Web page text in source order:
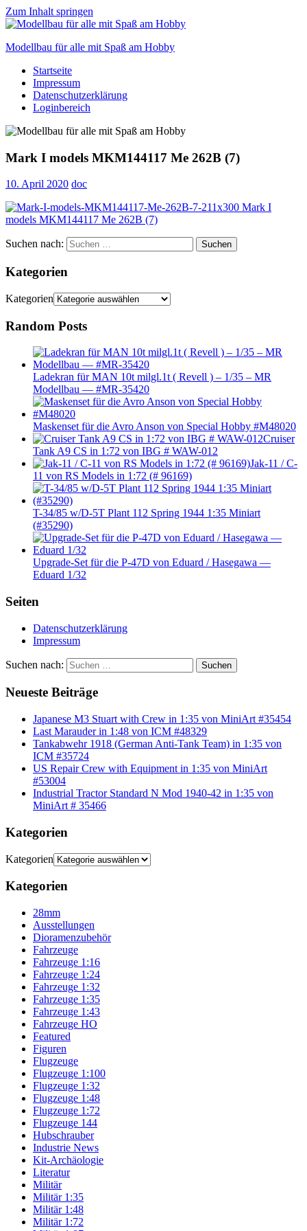
Zum Inhalt springen
Modellbau für alle mit Spaß am Hobby
Scale
modelling
to
Startseite
Impressum
Datenschutzerklärung
Loginbereich
Mark I models MKM144117 Me 262B (7)
10. April 2020 doc
Suchen nach: Suchen
Kategorien
Kategorien
Random Posts
Ladekran für MAN 10t milgl.1t ( Revell ) – 1/35 – MR
Modellbau — #MR-35420
Maskenset für die Avro Anson von Special Hobby #M48020
Cruiser
Tank A9 CS in 1:72 von IBG # WAW-012
Jak-11 / C-
11 von RS Models in 1:72 (# 96169)
T-34/85 w/D-5T Plant 112 Spring 1944 1:35 Miniart
(#35290)
Upgrade-Set für die P-47D von Eduard / Hasegawa —
Eduard 1/32
Seiten
Datenschutzerklärung
Impressum
Suchen nach: Suchen
Neueste Beiträge
Japanese M3 Stuart with Crew in 1:35 von MiniArt #35454
Last Marauder in 1:48 von ICM #48329
Tankabwehr 1918 (German Anti-Tank Team) in 1:35 von
ICM #35724
US Repair Crew with Equipment in 1:35 von MiniArt
#53004
Industrial Tractor Standard N Mod 1940-42 in 1:35 von
MiniArt # 35466
Kategorien
Kategorien
Kategorien
28mm
Ausstellungen
Dioramenzubehör
Fahrzeuge
Fahrzeuge 1:16
Fahrzeuge 1:24
Fahrzeuge 1:32
Fahrzeuge 1:35
Fahrzeuge 1:43
Fahrzeuge HO
Featured
Figuren
Flugzeuge
Flugzeuge 1:100
Flugzeuge 1:32
Flugzeuge 1:48
Flugzeuge 1:72
Flugzeuge 144
Hubschrauber
Industrie News
Kit-Archäologie
Literatur
Militär
Militär 1:35
Militär 1:48
Militär 1:72